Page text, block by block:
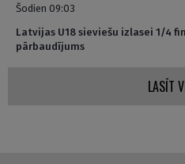
Šodien 09:03
Latvijas U18 sieviešu izlasei 1/4
pārbaudījums
LASĪT